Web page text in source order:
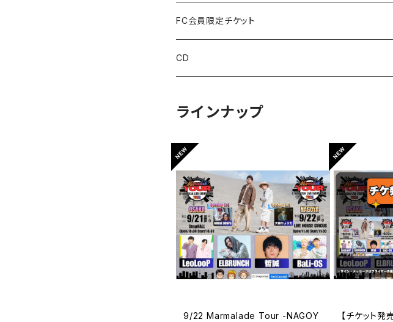
FC会員限定チケット
CD
ラインナップ
9/22 Marmalade Tour -NAGOY
【チケット